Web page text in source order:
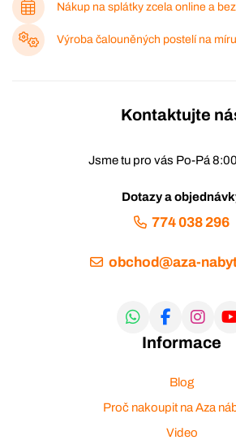
Nákup na splátky zcela online a
Výroba čalouněných postelí na míru
Kontaktujte
Jsme tu pro vás Po-Pá
Dotazy a
774 038 296
obchod@aza-
Informace
Blog
Proč nakoupit na Aza
Video